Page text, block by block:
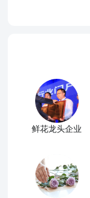
鲜花龙头企业